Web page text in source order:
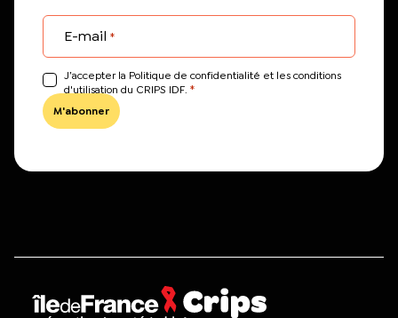
E-mail *
J’accepter la Politique de confidentialité et les conditions
d'utilisation du CRIPS IDF. *